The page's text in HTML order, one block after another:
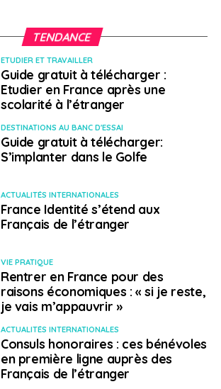
TENDANCE
ETUDIER ET TRAVAILLER
Guide gratuit à télécharger :
Etudier en France après une
scolarité à l’étranger
DESTINATIONS AU BANC D'ESSAI
Guide gratuit à télécharger:
S’implanter dans le Golfe
ACTUALITÉS INTERNATIONALES
France Identité s’étend aux
Français de l’étranger
VIE PRATIQUE
Rentrer en France pour des
raisons économiques : « si je reste,
je vais m’appauvrir »
ACTUALITÉS INTERNATIONALES
Consuls honoraires : ces bénévoles
en première ligne auprès des
Français de l’étranger